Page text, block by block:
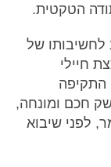
הטקטית.
לחשיבותו של
חיילי
התקיפה
חכם ומונחה,
לפני שיבוא